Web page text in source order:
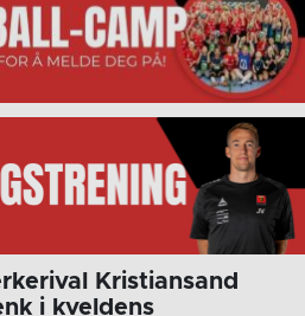
Kristiansand
i kveldens